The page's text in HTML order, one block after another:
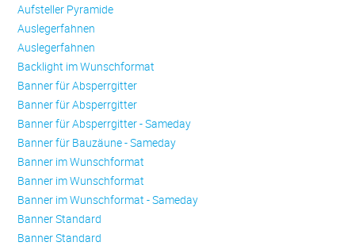
Aufsteller Pyramide
Auslegerfahnen
Auslegerfahnen
Backlight im Wunschformat
Banner für Absperrgitter
Banner für Absperrgitter
Banner für Absperrgitter - Sameday
Banner für Bauzäune - Sameday
Banner im Wunschformat
Banner im Wunschformat
Banner im Wunschformat - Sameday
Banner Standard
Banner Standard